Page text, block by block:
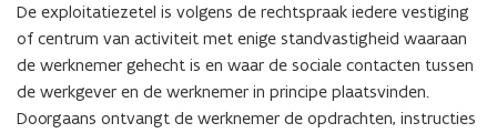
De exploitatiezetel is volgens de rechtspraak iedere vestiging
of centrum van activiteit met enige standvastigheid waaraan
de werknemer gehecht is en waar de sociale contacten tussen
de werkgever en de werknemer in principe plaatsvinden.
Doorgaans ontvangt de werknemer de opdrachten, instructies